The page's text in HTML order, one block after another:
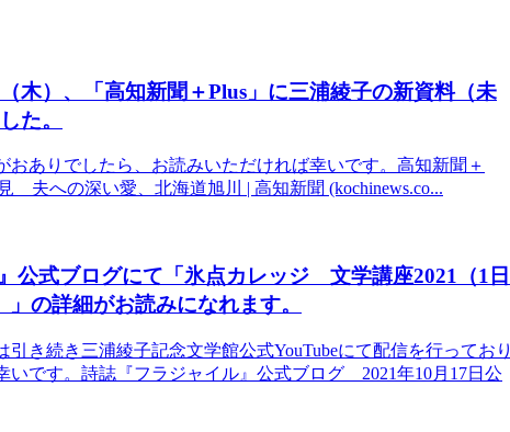
木）、「高知新聞＋Plus」に三浦綾子の新資料（未
た。
ありでしたら、お読みいただければ幸いです。高知新聞＋
夫への深い愛、北海道旭川 | 高知新聞 (kochinews.co...
公式ブログにて「氷点カレッジ 文学講座2021（1日
の詳細がお読みになれます。
き続き三浦綾子記念文学館公式YouTubeにて配信を行っており
いです。詩誌『フラジャイル』公式ブログ 2021年10月17日公